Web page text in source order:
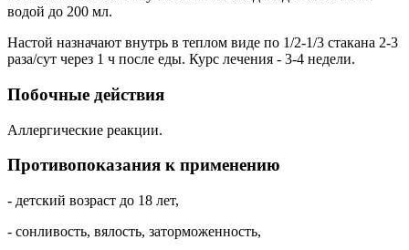
водой до 200 мл.
Настой назначают внутрь в теплом виде по 1/2-1/3 стакана 2-3
раза/сут через 1 ч после еды. Курс лечения - 3-4 недели.
Побочные действия
Аллергические реакции.
Противопоказания к применению
- детский возраст до 18 лет,
- сонливость, вялость, заторможенность,